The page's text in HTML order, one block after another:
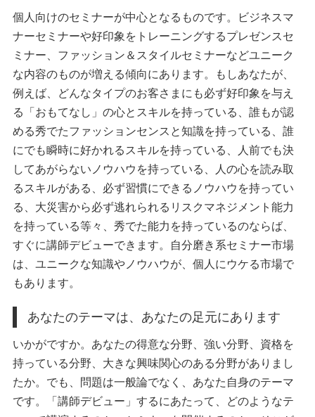
個人向けのセミナーが中心となるものです。ビジネスマ
ナーセミナーや好印象をトレーニングするプレゼンスセ
ミナー、ファッション＆スタイルセミナーなどユニーク
な内容のものが増える傾向にあります。もしあなたが、
例えば、どんなタイプのお客さまにも必ず好印象を与え
る「おもてなし」の心とスキルを持っている、誰もが認
める秀でたファッションセンスと知識を持っている、誰
にでも瞬時に好かれるスキルを持っている、人前でも決
してあがらないノウハウを持っている、人の心を読み取
るスキルがある、必ず習慣にできるノウハウを持ってい
る、大災害から必ず逃れられるリスクマネジメント能力
を持っている等々、秀でた能力を持っているのならば、
すぐに講師デビューできます。自分磨き系セミナー市場
は、ユニークな知識やノウハウが、個人にウケる市場で
もあります。
あなたのテーマは、あなたの足元にあります
いかがですか。あなたの得意な分野、強い分野、資格を
持っている分野、大きな興味関心のある分野がありまし
たか。でも、問題は一般論でなく、あなた自身のテーマ
です。「講師デビュー」するにあたって、どのようなテ